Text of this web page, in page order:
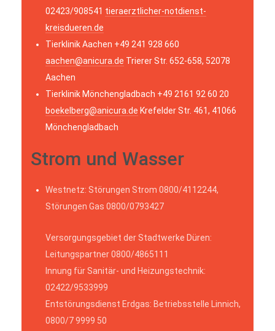
02423/908541 tieraerztlicher-notdienst-
kreisdueren.de
Tierklinik Aachen +49 241 928 660
aachen@anicura.de Trierer Str. 652-658, 52078
Aachen
Tierklinik Mönchengladbach +49 2161 92 60 20
boekelberg@anicura.de Krefelder Str. 461, 41066
Mönchengladbach
Strom und Wasser
Westnetz: Störungen Strom 0800/4112244,
Störungen Gas 0800/0793427
Versorgungsgebiet der Stadtwerke Düren:
Leitungspartner 0800/4865111
Innung für Sanitär- und Heizungstechnik:
02422/9533999
Entstörungsdienst Erdgas: Betriebsstelle Linnich,
0800/7 9999 50